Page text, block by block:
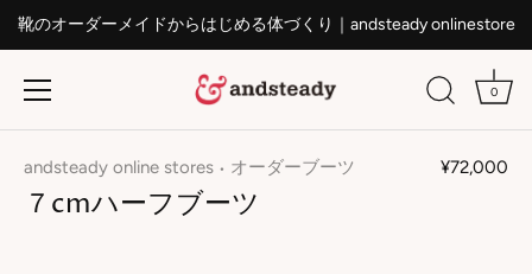
靴のオーダーメイドからはじめる体づくり｜andsteady onlinestore
0
andsteady online stores • オーダーブーツ ¥72,000
７cmハーフブーツ